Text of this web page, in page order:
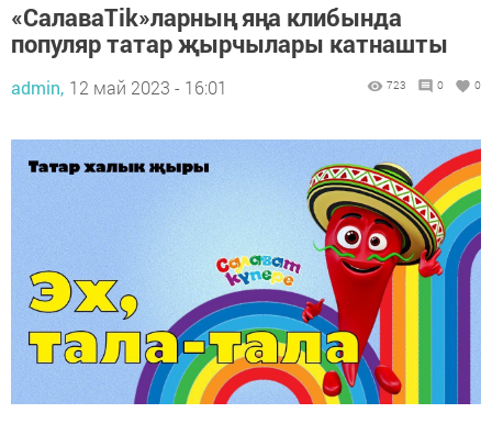
«СалаваTik»ларның яңа клибында
популяр татар җырчылары катнашты
admin, 12 май 2023 - 16:01 723 0 0